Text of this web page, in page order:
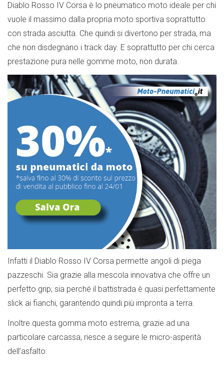
Diablo Rosso IV Corsa è lo pneumatico moto ideale per chi
vuole il massimo dalla propria moto sportiva soprattutto
con strada asciutta. Che quindi si divertono per strada, ma
che non disdegnano i track day. E soprattutto per chi cerca
prestazione pura nelle gomme moto, non durata.
Infatti il Diablo Rosso IV Corsa permette angoli di piega
pazzeschi. Sia grazie alla mescola innovativa che offre un
perfetto grip; sia perché il battistrada è quasi perfettamente
slick ai fianchi, garantendo quindi più impronta a terra.
Inoltre questa gomma moto estrema, grazie ad una
particolare carcassa, riesce a seguire le micro-asperità
dell’asfalto.